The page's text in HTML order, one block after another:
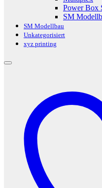
Power Box
SM
SM Modellbau
Unkategorisiert
xyz printing